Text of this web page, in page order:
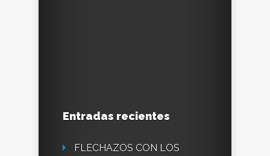
Entradas recientes
FLECHAZOS CON LOS